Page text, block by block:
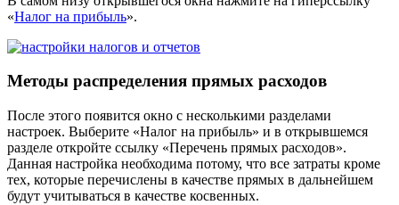
«Налог на прибыль».
Методы распределения прямых расходов
После этого появится окно с несколькими разделами
настроек. Выберите «Налог на прибыль» и в открывшемся
разделе откройте ссылку «Перечень прямых расходов».
Данная настройка необходима потому, что все затраты кроме
тех, которые перечислены в качестве прямых в дальнейшем
будут учитываться в качестве косвенных.